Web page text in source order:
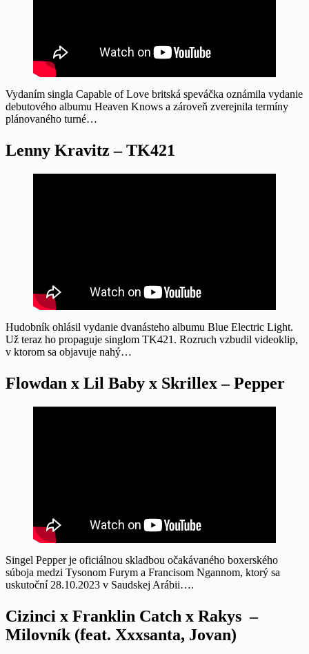
Vydaním singla Capable of Love britská speváčka oznámila vydanie
debutového albumu Heaven Knows a zároveň zverejnila termíny
plánovaného turné…
Lenny Kravitz – TK421
Hudobník ohlásil vydanie dvanásteho albumu Blue Electric Light.
Už teraz ho propaguje singlom TK421. Rozruch vzbudil videoklip,
v ktorom sa objavuje nahý…
Flowdan x Lil Baby x Skrillex – Pepper
Singel Pepper je oficiálnou skladbou očakávaného boxerského
súboja medzi Tysonom Furym a Francisom Ngannom, ktorý sa
uskutoční 28.10.2023 v Saudskej Arábii….
Cizinci x Franklin Catch x Rakys –
Milovník (feat. Xxxsanta, Jovan)